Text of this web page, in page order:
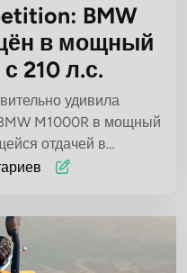
BMW
в мощный
210 л.с.
удивила
M1000R в мощный
отдачей в…